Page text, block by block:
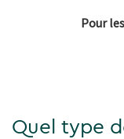
Pour
Quel type